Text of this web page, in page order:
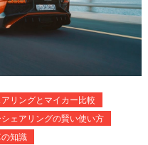
リングとマイカー比較
ェアリングの賢い使い方
知識